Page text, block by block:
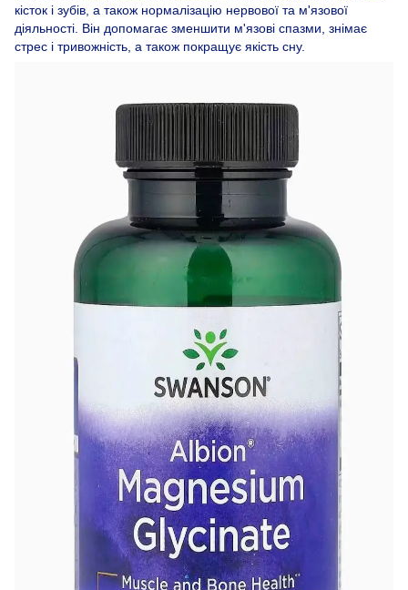
кісток і зубів, а також нормалізацію нервової та м'язової
діяльності. Він допомагає зменшити м'язові спазми, знімає
стрес і тривожність, а також покращує якість сну.